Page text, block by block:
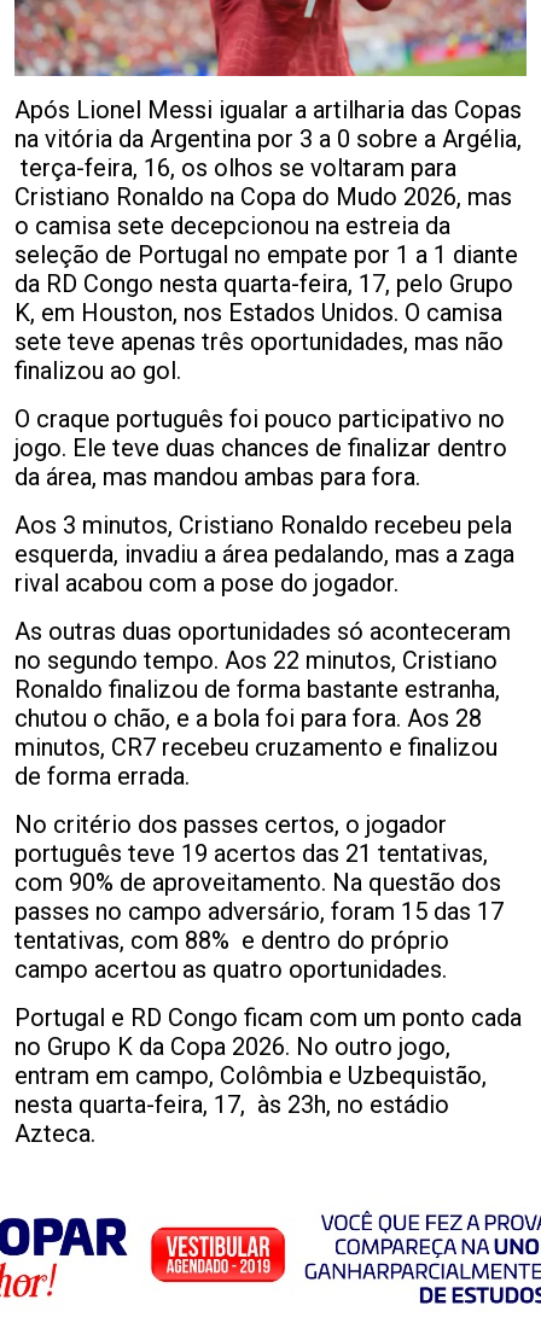
Após Lionel Messi igualar a artilharia das Copas
na vitória da Argentina por 3 a 0 sobre a Argélia,
terça-feira, 16, os olhos se voltaram para
Cristiano Ronaldo na Copa do Mudo 2026, mas
o camisa sete decepcionou na estreia da
seleção de Portugal no empate por 1 a 1 diante
da RD Congo nesta quarta-feira, 17, pelo Grupo
K, em Houston, nos Estados Unidos. O camisa
sete teve apenas três oportunidades, mas não
finalizou ao gol.
O craque português foi pouco participativo no
jogo. Ele teve duas chances de finalizar dentro
da área, mas mandou ambas para fora.
Aos 3 minutos, Cristiano Ronaldo recebeu pela
esquerda, invadiu a área pedalando, mas a zaga
rival acabou com a pose do jogador.
As outras duas oportunidades só aconteceram
no segundo tempo. Aos 22 minutos, Cristiano
Ronaldo finalizou de forma bastante estranha,
chutou o chão, e a bola foi para fora. Aos 28
minutos, CR7 recebeu cruzamento e finalizou
de forma errada.
No critério dos passes certos, o jogador
português teve 19 acertos das 21 tentativas,
com 90% de aproveitamento. Na questão dos
passes no campo adversário, foram 15 das 17
tentativas, com 88% e dentro do próprio
campo acertou as quatro oportunidades.
Portugal e RD Congo ficam com um ponto cada
no Grupo K da Copa 2026. No outro jogo,
entram em campo, Colômbia e Uzbequistão,
nesta quarta-feira, 17, às 23h, no estádio
Azteca.